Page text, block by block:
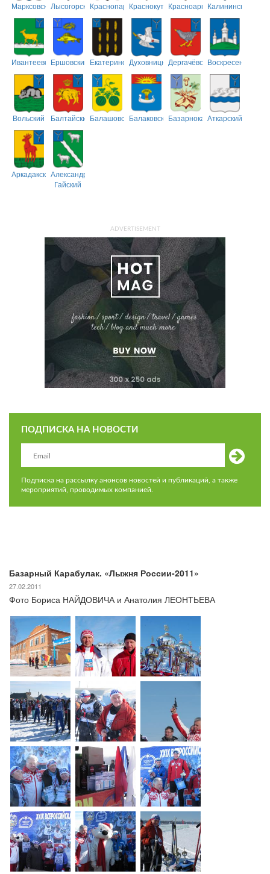
МарксовскийЛысогорскийКраснопартизанский
КраснокутскийКрасноармейский
Калининский
ИвантеевскийЕршовский ЕкатериновскийДуховницкийДергачёвскийВоскресенский
Вольский БалтайскийБалашовскийБалаковскийБазарнокарабулакский
Аткарский
АркадакскийАлександрово-
Гайский
ADVERTISEMENT
ПОДПИСКА НА НОВОСТИ
Подписка на рассылку анонсов новостей и публикаций, а также
мероприятий, проводимых компанией.
Базарный Карабулак. «Лыжня России-2011»
27.02.2011
Фото Бориса НАЙДОВИЧА и Анатолия ЛЕОНТЬЕВА